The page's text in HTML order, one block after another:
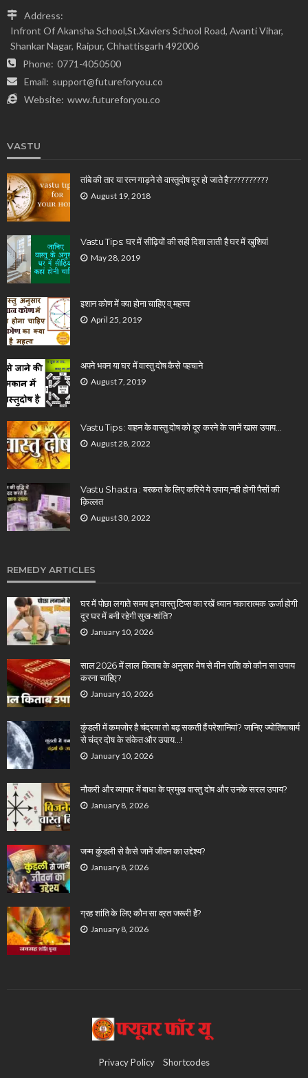
Address:
Infront Of Akansha School,St.Xaviers School Road, Avanti Vihar,
Shankar Nagar, Raipur, Chhattisgarh 492006
Phone: 0771-4050500
Email: support@futureforyou.co
Website: www.futureforyou.co
VASTU
तांबे की तार या रत्न गाड़ने से वास्तुदोष दूर हो जाते है??????????
August 19, 2018
Vastu Tips: घर में सीढ़ियों की सही दिशा लाती है घर में खुशियां
May 28, 2019
इशान कोण में क्या होना चाहिए व् महत्त्व
April 25, 2019
अपने भवन या घर में वास्तु दोष कैसे पहचाने
August 7, 2019
Vastu Tips : वाहन के वास्तु दोष को दूर करने के जानें खास उपाय…
August 28, 2022
Vastu Shastra : बरकत के लिए करिये ये उपाय,नही होगी पैसों की
क़िल्लत
August 30, 2022
REMEDY ARTICLES
घर में पोछा लगाते समय इन वास्तु टिप्स का रखें ध्यान नकारात्मक ऊर्जा होगी
दूर घर में बनी रहेगी सुख-शांति?
January 10, 2026
साल 2026 में लाल किताब के अनुसार मेष से मीन राशि को कौन सा उपाय
करना चाहिए?
January 10, 2026
कुंडली में कमजोर है चंद्रमा तो बढ़ सकती हैं परेशानियां? जानिए ज्योतिषाचार्य
से चंद्र दोष के संकेत और उपाय…!
January 10, 2026
नौकरी और व्यापार में बाधा के प्रमुख वास्तु दोष और उनके सरल उपाय?
January 8, 2026
जन्म कुंडली से कैसे जानें जीवन का उद्देश्य?
January 8, 2026
ग्रह शांति के लिए कौन सा व्रत जरूरी है?
January 8, 2026
Privacy Policy Shortcodes